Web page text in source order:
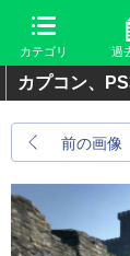
カテゴリ 過
カプコン、
前の画像